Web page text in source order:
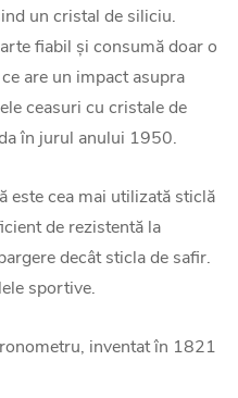
un cristal de siliciu.
fiabil și consumă doar o
are un impact asupra
ceasuri cu cristale de
în jurul anului 1950.
este cea mai utilizată sticlă
de rezistentă la
decât sticla de safir.
sportive.
inventat în 1821